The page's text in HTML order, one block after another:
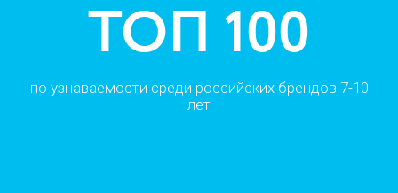
брендов 7-10
ТОП
желанных покупок у мальчиков